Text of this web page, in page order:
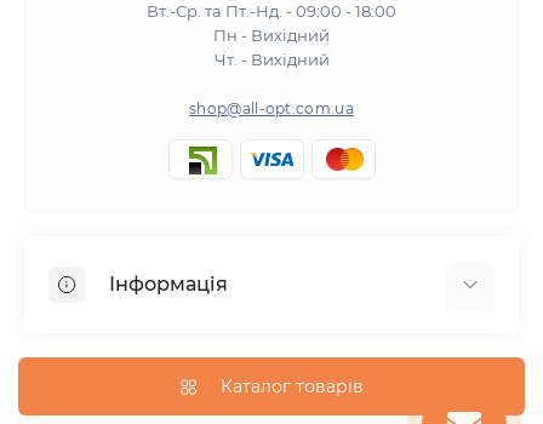
Вт.-Ср. та Пт.-Нд. - 09:00 - 18:00
Пн - Вихідний
Чт. - Вихідний
shop@all-opt.com.ua
Інформація
Оплата та доставка
Повернення та обмін
Каталог товарів